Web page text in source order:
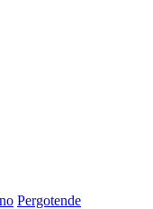
Pergotende